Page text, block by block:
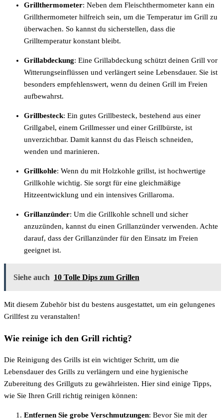
Grillthermometer: Neben dem Fleischthermometer kann ein
Grillthermometer hilfreich sein, um die Temperatur im Grill zu
überwachen. So kannst du sicherstellen, dass die
Grilltemperatur konstant bleibt.
Grillabdeckung: Eine Grillabdeckung schützt deinen Grill vor
Witterungseinflüssen und verlängert seine Lebensdauer. Sie ist
besonders empfehlenswert, wenn du deinen Grill im Freien
aufbewahrst.
Grillbesteck: Ein gutes Grillbesteck, bestehend aus einer
Grillgabel, einem Grillmesser und einer Grillbürste, ist
unverzichtbar. Damit kannst du das Fleisch schneiden,
wenden und marinieren.
Grillkohle: Wenn du mit Holzkohle grillst, ist hochwertige
Grillkohle wichtig. Sie sorgt für eine gleichmäßige
Hitzeentwicklung und ein intensives Grillaroma.
Grillanzünder: Um die Grillkohle schnell und sicher
anzuzünden, kannst du einen Grillanzünder verwenden. Achte
darauf, dass der Grillanzünder für den Einsatz im Freien
geeignet ist.
Siehe auch 10 Tolle Dips zum Grillen
Mit diesem Zubehör bist du bestens ausgestattet, um ein gelungenes
Grillfest zu veranstalten!
Wie reinige ich den Grill richtig?
Die Reinigung des Grills ist ein wichtiger Schritt, um die
Lebensdauer des Grills zu verlängern und eine hygienische
Zubereitung des Grillguts zu gewährleisten. Hier sind einige Tipps,
wie Sie Ihren Grill richtig reinigen können:
Entfernen Sie grobe Verschmutzungen: Bevor Sie mit der